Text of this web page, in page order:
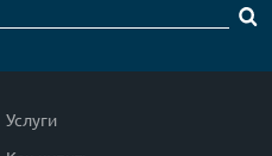
Услуги